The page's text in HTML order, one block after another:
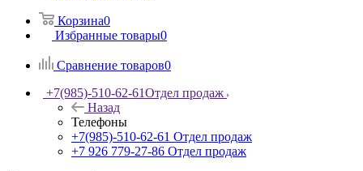
Корзина0
Избранные товары0
Сравнение товаров0
+7(985)-510-62-61Отдел продаж
Назад
Телефоны
+7(985)-510-62-61 Отдел продаж
‪+7 926 779-27-86‬ Отдел продаж